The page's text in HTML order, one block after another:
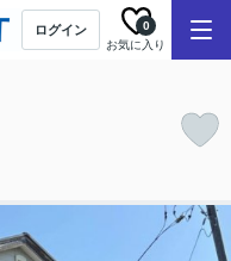
ログイン
お気に入り
0